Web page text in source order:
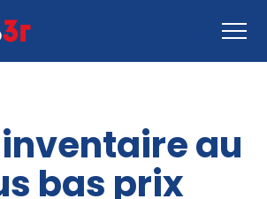
marche
au
bas prix